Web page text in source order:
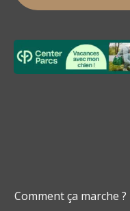
Comment ça marche ?